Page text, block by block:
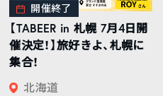
開催終了
【TABEER in 札幌 7月4日開
催決定！】旅好きよ、札幌に
集合！
北海道